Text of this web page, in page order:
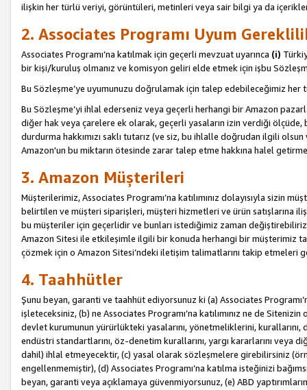
ilişkin her türlü veriyi, görüntüleri, metinleri veya sair bilgi ya da içerikleri
2. Associates Programı Uyum
Associates Programı’na katılmak için geçerli mevzuat uyarınca (i)
bir kişi/kuruluş olmanız ve komisyon geliri elde etmek için işbu
Bu Sözleşme’ye uyumunuzu doğrulamak için talep edebileceğimiz
Bu Sözleşme’yi ihlal ederseniz veya geçerli herhangi bir Amazon
diğer hak veya çarelere ek olarak, geçerli yasaların izin verdiği
durdurma hakkımızı saklı tutarız (ve siz, bu ihlalle doğrudan ilgili
Amazon'un bu miktarın ötesinde zarar talep etme hakkına halel
3. Amazon Müşterileri
Müşterilerimiz, Associates Programı’na katılımınız dolayısıyla sizin
belirtilen ve müşteri siparişleri, müşteri hizmetleri ve ürün satışlarına
bu müşteriler için geçerlidir ve bunları istediğimiz zaman
Amazon Sitesi ile etkileşimle ilgili bir konuda herhangi bir müşterimiz
çözmek için o Amazon Sitesi’ndeki iletişim talimatlarını takip etmeleri
4. Taahhütler
Şunu beyan, garanti ve taahhüt ediyorsunuz ki (a) Associates
işleteceksiniz, (b) ne Associates Programı’na katılımınız ne de
devlet kurumunun yürürlükteki yasalarını, yönetmeliklerini,
endüstri standartlarını, öz-denetim kurallarını, yargı kararlarını
dahil) ihlal etmeyecektir, (c) yasal olarak sözleşmelere girebilirsiniz
engellenmemiştir), (d) Associates Programı’na katılma isteğinizi
beyan, garanti veya açıklamaya güvenmiyorsunuz, (e) ABD